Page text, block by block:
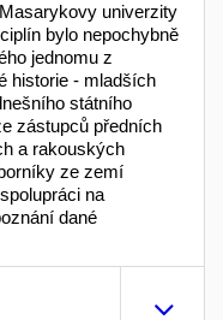
univerzity
bylo nepochybně
jednomu z
historie - mladších
státního
zástupců předních
a rakouských
ze zemí
na
dané